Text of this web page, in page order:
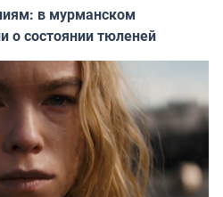
в мурманском
о состоянии тюленей